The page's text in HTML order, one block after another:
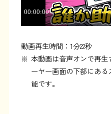
動画再生時間：1分22秒
※ 本動画は音声オンで再
ーヤー画面の下部にあ
能です。